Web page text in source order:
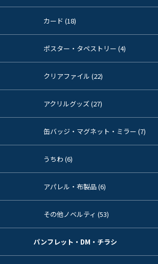
カード (18)
ポスター・タペストリー (4)
クリアファイル (22)
アクリルグッズ (27)
缶バッジ・マグネット・ミラー (7)
うちわ (6)
アパレル・布製品 (6)
その他ノベルティ (53)
パンフレット・DM・チラシ